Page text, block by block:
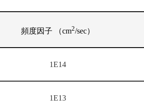
頻度因子 （cm2/sec）
1E14
1E13